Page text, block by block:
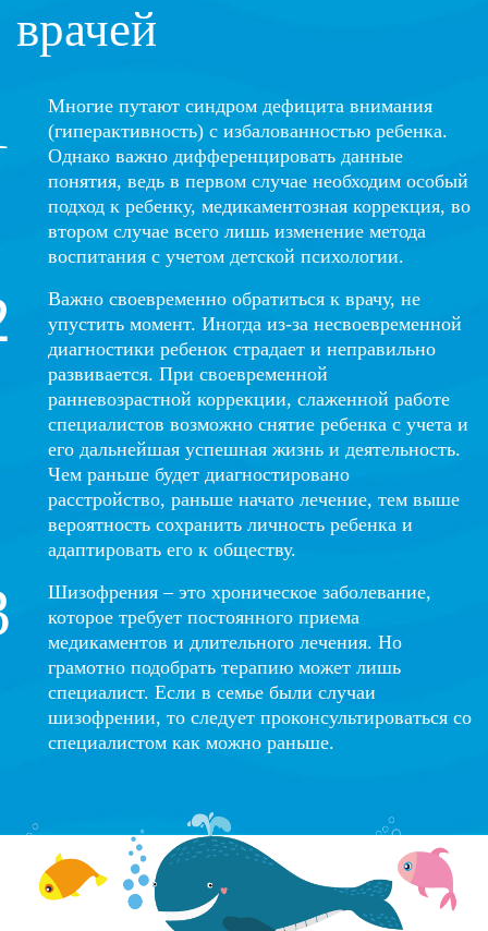
врачей
Многие путают синдром дефицита внимания
(гиперактивность) с избалованностью ребенка.
Однако важно дифференцировать данные
понятия, ведь в первом случае необходим особый
подход к ребенку, медикаментозная коррекция, во
втором случае всего лишь изменение метода
воспитания с учетом детской психологии.
Важно своевременно обратиться к врачу, не
упустить момент. Иногда из-за несвоевременной
диагностики ребенок страдает и неправильно
развивается. При своевременной
ранневозрастной коррекции, слаженной работе
специалистов возможно снятие ребенка с учета и
его дальнейшая успешная жизнь и деятельность.
Чем раньше будет диагностировано
расстройство, раньше начато лечение, тем выше
вероятность сохранить личность ребенка и
адаптировать его к обществу.
Шизофрения – это хроническое заболевание,
которое требует постоянного приема
медикаментов и длительного лечения. Но
грамотно подобрать терапию может лишь
специалист. Если в семье были случаи
шизофрении, то следует проконсультироваться со
специалистом как можно раньше.